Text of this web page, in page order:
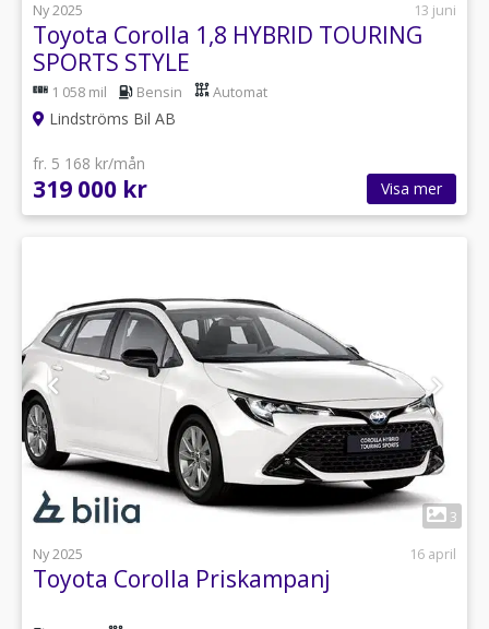
Ny 2025
13 juni
Toyota Corolla 1,8 HYBRID TOURING
SPORTS STYLE
1 058 mil Bensin Automat
Lindströms Bil AB
fr. 5 168 kr/mån
319 000 kr Visa mer
1
3
Ny 2025
16 april
Toyota Corolla Priskampanj